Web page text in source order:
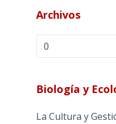
Archivos
Archivos
Biología y
La Cultura y